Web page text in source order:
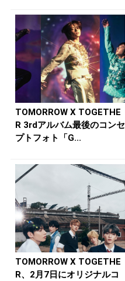
TOMORROW X TOGETHE
R 3rdアルバム最後のコンセ
プトフォト「G...
TOMORROW X TOGETHE
R、2月7日にオリジナルコ